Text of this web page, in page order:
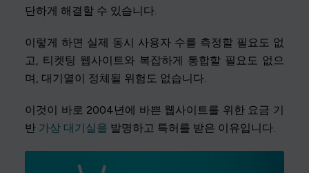
단하게 해결할 수 있습니다.
이렇게 하면 실제 동시 사용자 수를 측정할 필요도 없
고, 티켓팅 웹사이트와 복잡하게 통합할 필요도 없으
며, 대기열이 정체될 위험도 없습니다.
이것이 바로 2004년에 바쁜 웹사이트를 위한 요금 기
반 가상 대기실을 발명하고 특허를 받은 이유입니다.